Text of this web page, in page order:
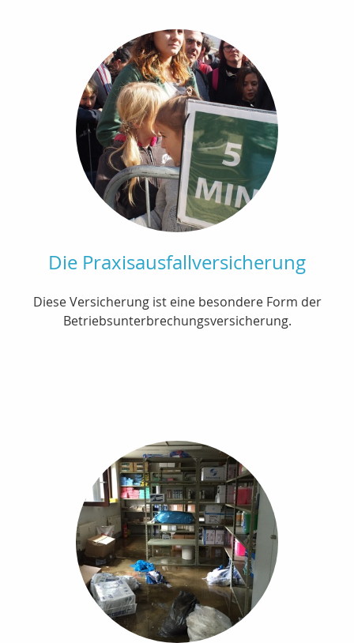
Die Praxisausfallversicherung
Diese Versicherung ist eine besondere Form der
Betriebsunterbrechungsversicherung.